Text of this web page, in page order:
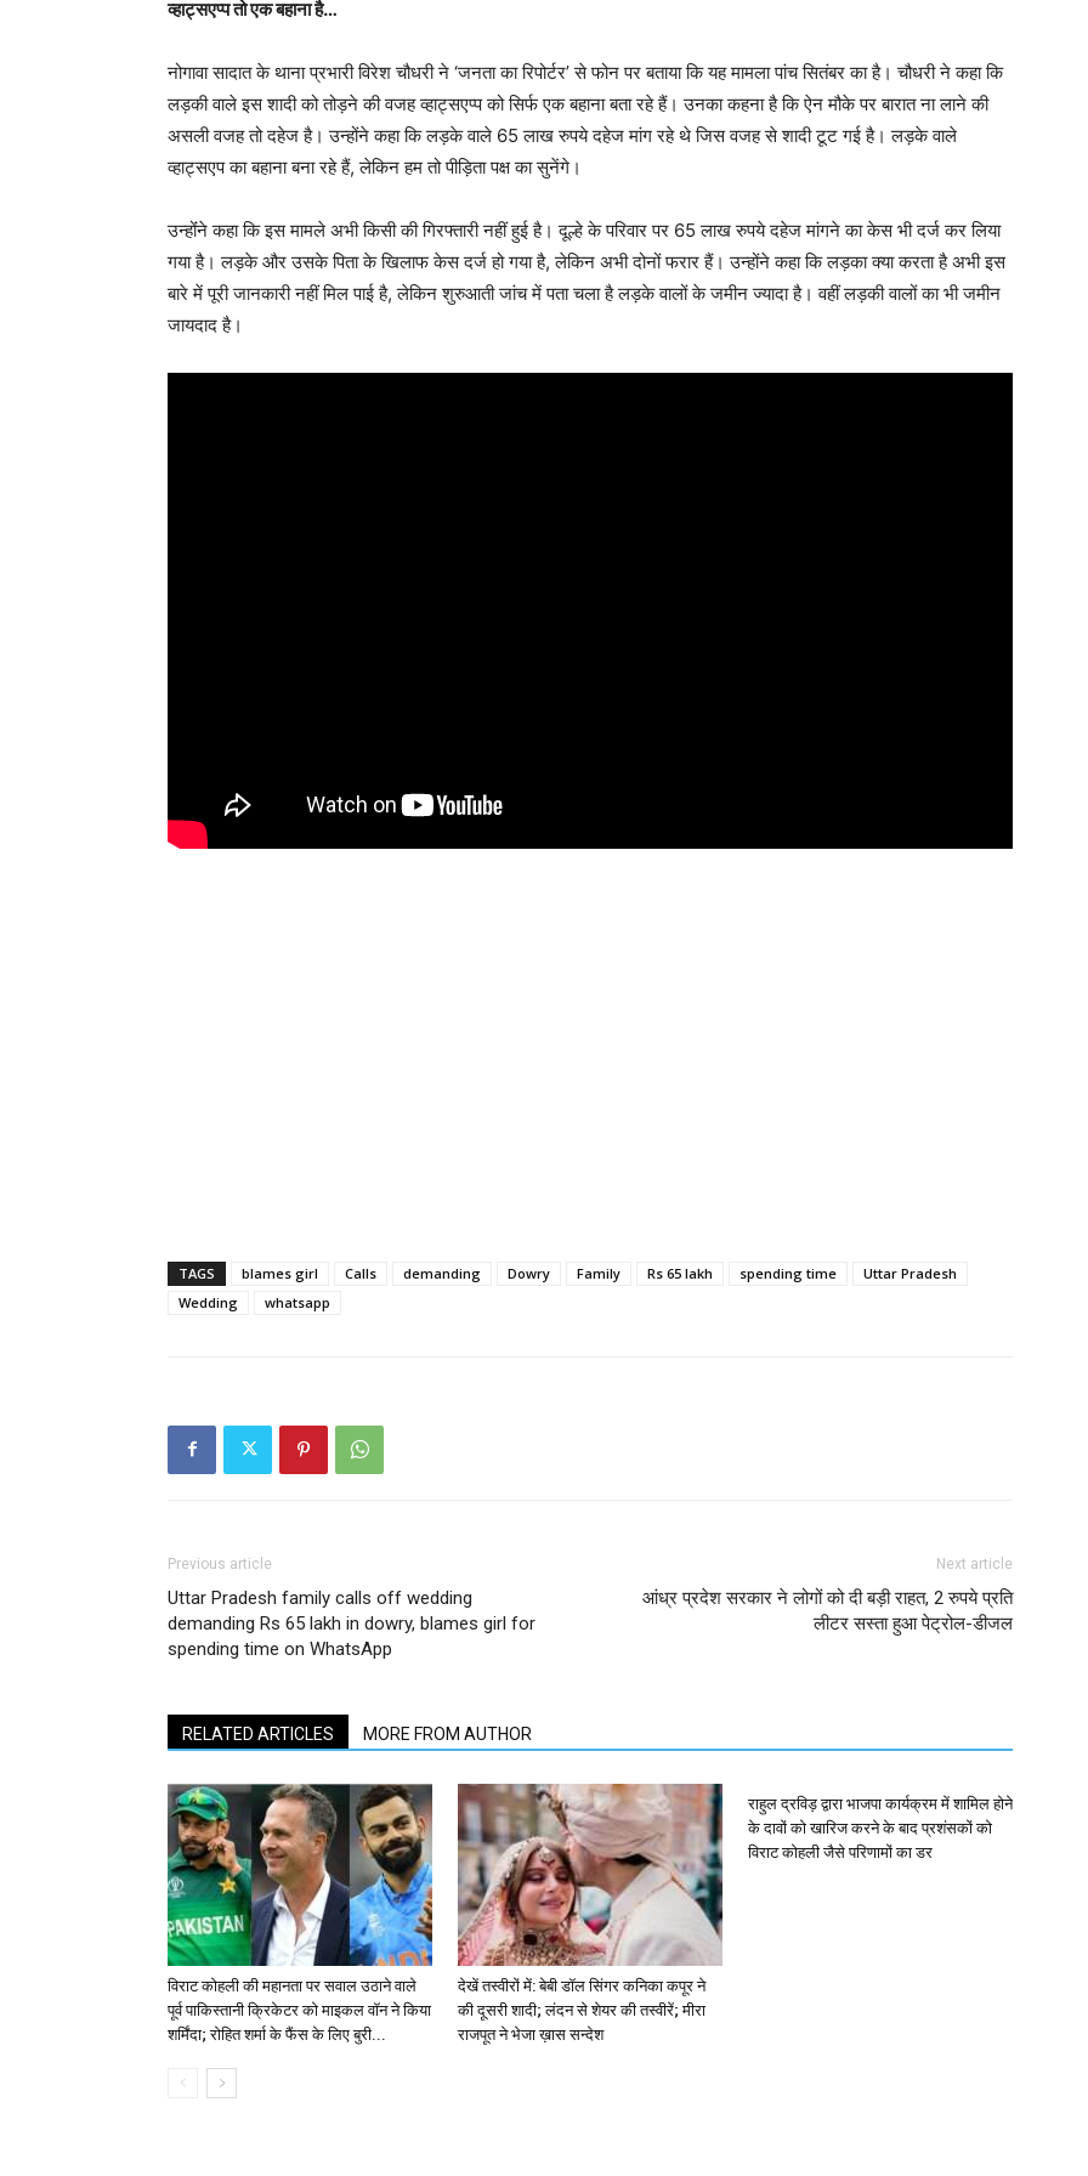
व्हाट्सएप्प तो एक बहाना है…
नोगावा सादात के थाना प्रभारी विरेश चौधरी ने ‘जनता का रिपोर्टर’ से फोन पर बताया कि यह मामला पांच सितंबर का है। चौधरी ने कहा कि
लड़की वाले इस शादी को तोड़ने की वजह व्हाट्सएप्प को सिर्फ एक बहाना बता रहे हैं। उनका कहना है कि ऐन मौके पर बारात ना लाने की
असली वजह तो दहेज है। उन्होंने कहा कि लड़के वाले 65 लाख रुपये दहेज मांग रहे थे जिस वजह से शादी टूट गई है। लड़के वाले
व्हाट्सएप का बहाना बना रहे हैं, लेकिन हम तो पीड़िता पक्ष का सुनेंगे।
उन्होंंने कहा कि इस मामले अभी किसी की गिरफ्तारी नहीं हुई है। दूल्हे के परिवार पर 65 लाख रुपये दहेज मांगने का केस भी दर्ज कर लिया
गया है। लड़के और उसके पिता के खिलाफ केस दर्ज हो गया है, लेकिन अभी दोनों फरार हैं। उन्होंने कहा कि लड़का क्या करता है अभी इस
बारे में पूरी जानकारी नहीं मिल पाई है, लेकिन शुरुआती जांच में पता चला है लड़के वालों के जमीन ज्यादा है। वहीं लड़की वालों का भी जमीन
जायदाद है।
TAGS blames girl Calls demanding Dowry Family Rs 65 lakh spending time
Uttar Pradesh
Wedding
whatsapp
Previous article
Uttar Pradesh family calls off wedding
demanding Rs 65 lakh in dowry, blames girl for
spending time on WhatsApp
Next article
आंध्र प्रदेश सरकार ने लोगों को दी बड़ी राहत, 2 रुपये प्रति
लीटर सस्ता हुआ पेट्रोल-डीजल
RELATED ARTICLES MORE FROM AUTHOR
विराट कोहली की महानता पर सवाल उठाने वाले
पूर्व पाकिस्तानी क्रिकेटर को माइकल वॉन ने किया
शर्मिंदा; रोहित शर्मा के फैंस के लिए बुरी...
देखें तस्वीरों में: बेबी डॉल सिंगर कनिका कपूर ने
की दूसरी शादी; लंदन से शेयर की तस्वीरें; मीरा
राजपूत ने भेजा ख़ास सन्देश
राहुल द्रविड़ द्वारा भाजपा कार्यक्रम में शामिल होने
के दावों को खारिज करने के बाद प्रशंसकों को
विराट कोहली जैसे परिणामों का डर